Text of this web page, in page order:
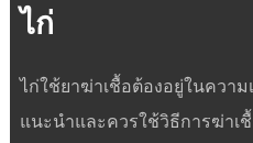
ไก่
ไก่ใช้ยาฆ่าเชื้อต้องอยู่ในควา
แนะนำและควรใช้วิธีการฆ่าเ